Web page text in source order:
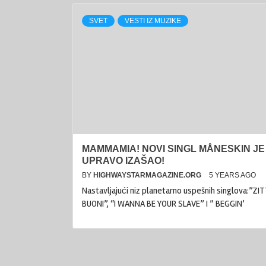
SVET VESTI IZ MUZIKE
MAMMAMIA! NOVI SINGL MÅNESKIN JE
UPRAVO IZAŠAO!
BY HIGHWAYSTARMAGAZINE.ORG 5 YEARS AGO
Nastavljajući niz planetarno uspešnih
BUONI”, “I WANNA BE YOUR SLAVE” I ” BEGGIN’